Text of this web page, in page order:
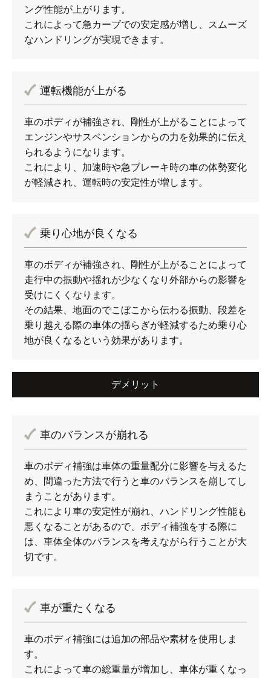
ング性能が上がります。
これによって急カーブでの安定感が増し、スムーズ
なハンドリングが実現できます。
運転機能が上がる
車のボディが補強され、剛性が上がることによって
エンジンやサスペンションからの力を効果的に伝え
られるようになります。
これにより、加速時や急ブレーキ時の車の体勢変化
が軽減され、運転時の安定性が増します。
乗り心地が良くなる
車のボディが補強され、剛性が上がることによって
走行中の振動や揺れが少なくなり外部からの影響を
受けにくくなります。
その結果、地面のでこぼこから伝わる振動、段差を
乗り越える際の車体の揺らぎが軽減するため乗り心
地が良くなるという効果があります。
デメリット
車のバランスが崩れる
車のボディ補強は車体の重量配分に影響を与えるた
め、間違った方法で行うと車のバランスを崩してし
まうことがあります。
これにより車の安定性が崩れ、ハンドリング性能も
悪くなることがあるので、ボディ補強をする際に
は、車体全体のバランスを考えながら行うことが大
切です。
車が重たくなる
車のボディ補強には追加の部品や素材を使用しま
す。
これによって車の総重量が増加し、車体が重くなっ